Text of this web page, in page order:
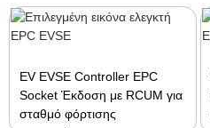
EV EVSE Controller EPC
Socket Έκδοση με RCUM για
σταθμό φόρτισης